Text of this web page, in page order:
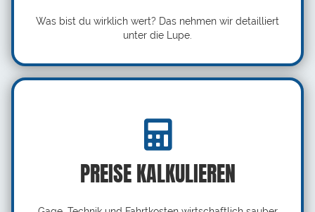
Was bist du wirklich wert? Das nehmen wir detailliert
unter die Lupe.
PREISE KALKULIEREN